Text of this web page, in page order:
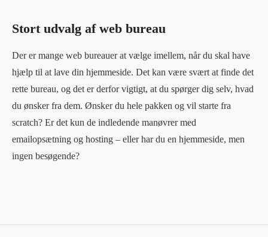
Stort udvalg af web bureau
Der er mange web bureauer at vælge imellem, når du skal have
hjælp til at lave din hjemmeside. Det kan være svært at finde det
rette bureau, og det er derfor vigtigt, at du spørger dig selv, hvad
du ønsker fra dem. Ønsker du hele pakken og vil starte fra
scratch? Er det kun de indledende manøvrer med
emailopsætning og hosting – eller har du en hjemmeside, men
ingen besøgende?